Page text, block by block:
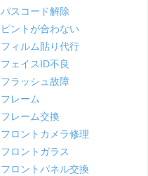
パスコード解除
ピントが合わない
フィルム貼り代行
フェイスID不良
フラッシュ故障
フレーム
フレーム交換
フロントカメラ修理
フロントガラス
フロントパネル交換